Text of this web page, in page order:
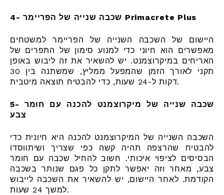
4- שכבה שנייה של הפריימר Primacrete Plus
היישום של השכבה השנייה של הפריימר למשטחים
מאפשרים הוא חיוני כדי למנוע סימון של התפרים של
האריחים במיקרוצמנט. יש להשאיר את זה ליבוש באופן
תקני לאורך הזמן שהמפעל ממליץ, שמשתנה בין 30
דקות ל-24 שעות, כדי להבטיח תוצאה מיטבית.
5- שכבה שנייה של מיקרוצמנט להכנה עם חומר
צבע
השכבה השנייה של המיקרוצמנט להכנה היא חיונית כדי
להבטיח שהרצפה תהיה קשה כפי שצריך ושיתווסדו
הבסיסים לציפוי איכותי. חשוב להחיל שכבה עם חומר
צבע, מאחר וזה יאפשר לתקן כל פגם שנותר בשכבה
הקודמת. לאחר היישום, יש להשאיר את השכבה לייבוש
למשך 24 שעות.